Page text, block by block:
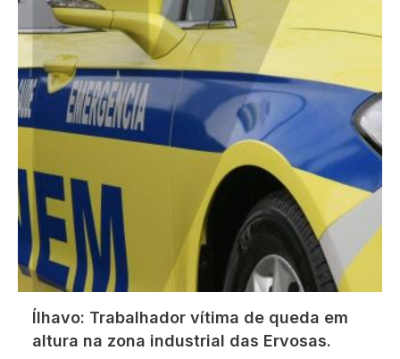
Imagem
Ílhavo: Trabalhador vítima de queda em
altura na zona industrial das Ervosas.